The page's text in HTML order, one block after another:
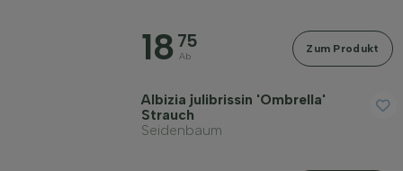
18 75
Ab
Zum Produkt
Albizia julibrissin 'Ombrella'
Strauch
Seidenbaum